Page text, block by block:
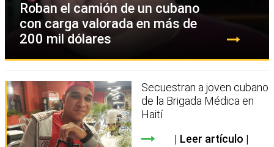
Roban el camión de un cubano
con carga valorada en más de
200 mil dólares
Secuestran a joven cubano
de la Brigada Médica en
Haití
Leer artículo